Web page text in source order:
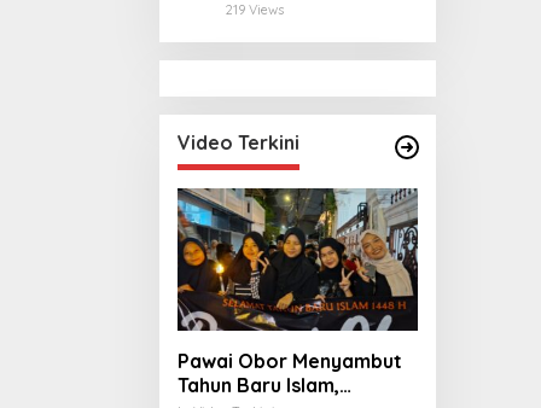
Duka Cita kepada Putri
219 Views
Video Terkini
Pawai Obor Menyambut
Tahun Baru Islam,